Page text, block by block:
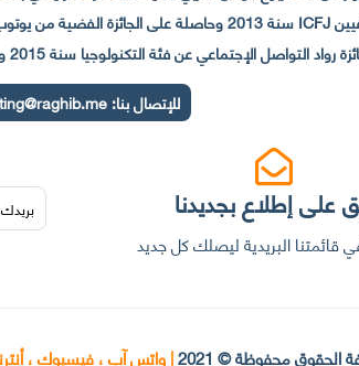
الإجتماعي عن فئة التكنولوجيا سنة 2015 وهو الموقع التقني الاول في المغرب والعالم العربي
للإتصال بنا:
على إطلاع بجديدنا
قائمتنا البريدية ليصلك كل جديد
الحقوق محفوظة © 2021 |واتس آب ، فيسبوك ،